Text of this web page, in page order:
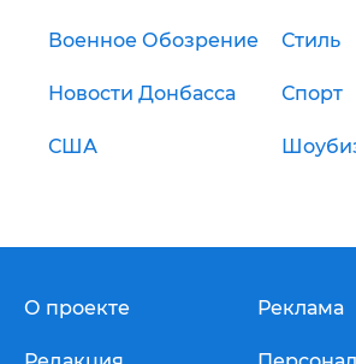
Военное Обозрение Стиль
Новости Донбасса Спорт
США
О проекте Реклама